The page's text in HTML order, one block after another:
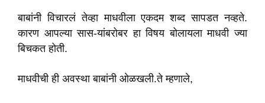
बाबांनी विचारलं तेव्हा माधवीला एकदम शब्द सापडत नव्हते.
कारण आपल्या सास-यांबरोबर हा विषय बोलायला माधवी ज्या
बिचकत होती.
माधवीची ही अवस्था बाबांनी ओळखली.ते म्हणाले,